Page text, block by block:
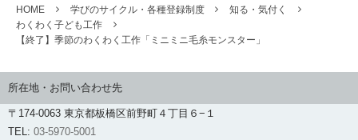
HOME 学びのサイクル・各種登録制度
知る・気付く
わくわく子ども工作
【終了】季節のわくわく工作「ミニミニ毛糸モンスター」
所在地・お問い合わせ先
〒174-0063 東京都板橋区前野町４丁目６−１
TEL: 03-5970-5001